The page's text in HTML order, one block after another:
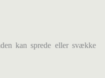
kan sprede eller svække